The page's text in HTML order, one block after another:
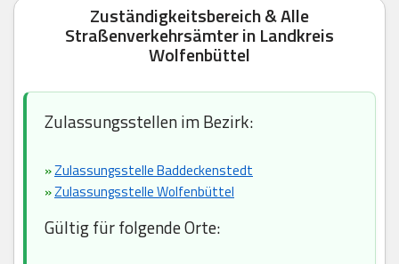
Zuständigkeitsbereich & Alle
Straßenverkehrsämter in Landkreis
Wolfenbüttel
Zulassungsstellen im Bezirk:
»Zulassungsstelle Baddeckenstedt
»Zulassungsstelle Wolfenbüttel
Gültig für folgende Orte: